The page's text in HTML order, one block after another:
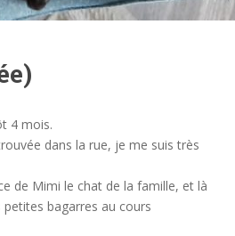
4 mois.
dans la rue, je me suis très
de Mimi le chat de la famille, et là
bagarres au cours